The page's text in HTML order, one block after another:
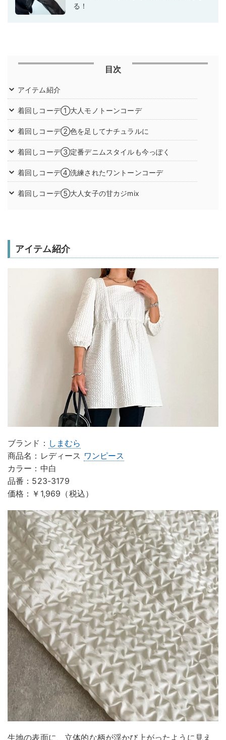
る！
目次
アイテム紹介
着回しコーデ①大人モノトーンコーデ
着回しコーデ②色を足してナチュラルに
着回しコーデ③定番デニムスタイルも今っぽく
着回しコーデ④洗練されたワントーンコーデ
着回しコーデ⑤大人女子の甘カジmix
アイテム紹介
ブランド： しまむら
商品名：レディース ワンピース
カラー：中白
品番：523-3179
価格：￥1,969（税込）
生地の表面に、立体的な柄が浮かび上がったように見え